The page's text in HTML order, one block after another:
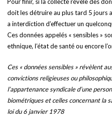
doit les détruire au plus tard 5 jours
a interdiction d’effectuer un
Ces données appelés « sensibles »
ethnique, l’état de santé ou encore
Ces « données sensibles » révèlent
convictions religieuses ou
l’appartenance syndicale d’une
biométriques et celles concernant la
loi du 6 janvier 1978